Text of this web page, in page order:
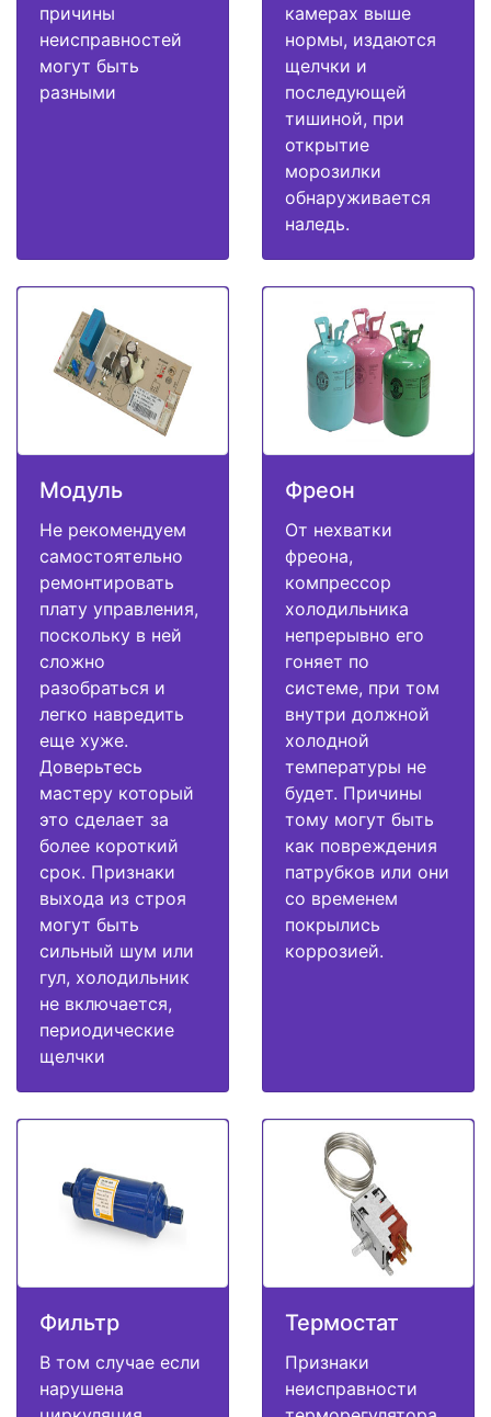
причины
неисправностей
могут быть
разными
камерах выше
нормы, издаются
щелчки и
последующей
тишиной, при
открытие
морозилки
обнаруживается
наледь.
Модуль
Не рекомендуем
самостоятельно
ремонтировать
плату управления,
поскольку в ней
сложно
разобраться и
легко навредить
еще хуже.
Доверьтесь
мастеру который
это сделает за
более короткий
срок. Признаки
выхода из строя
могут быть
сильный шум или
гул, холодильник
не включается,
периодические
щелчки
Фреон
От нехватки
фреона,
компрессор
холодильника
непрерывно его
гоняет по
системе, при том
внутри должной
холодной
температуры не
будет. Причины
тому могут быть
как повреждения
патрубков или они
со временем
покрылись
коррозией.
Фильтр
В том случае если
нарушена
Термостат
Признаки
неисправности